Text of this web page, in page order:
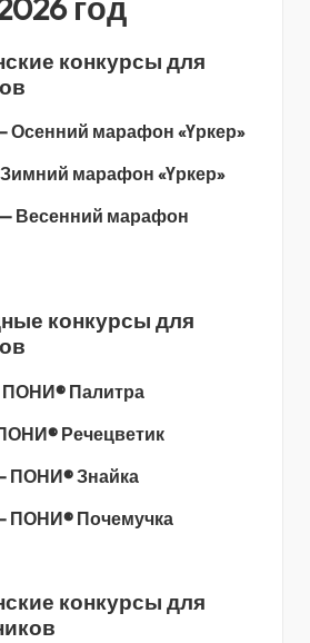
год
конкурсы для
Осенний марафон «Үркер»
Зимний марафон «Үркер»
Весенний марафон
конкурсы для
ПОНИ® Палитра
ПОНИ® Речецветик
ПОНИ® Знайка
ПОНИ® Почемучка
конкурсы для